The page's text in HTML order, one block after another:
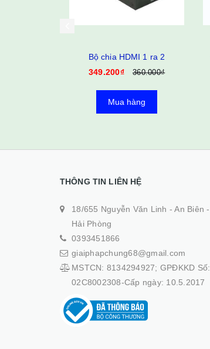
Bộ chia HDMI 1 ra 2
349.200₫
360.000₫
Mua hàng
THÔNG TIN LIÊN HỆ
18/655 Nguyễn Văn Linh - An Biên -
Hải Phòng
0393451866
giaiphapchung68@gmail.com
MSTCN: 8134294927; GPĐKKD Số:
02C8002308-Cấp ngày: 10.5.2017